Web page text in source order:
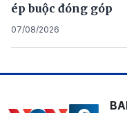
ép buộc đóng góp
07/08/2026